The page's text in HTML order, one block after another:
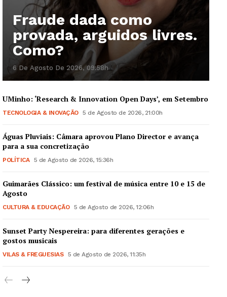
Guimarães, agora!
SUBSCREVA JÁ!
Institucional
Artigos
Edição Digital
Grande Entrevista
Publicidade
Quero ser Assinante
Fraude dada como
provada, arguidos livres.
Como?
6 De Agosto De 2026, 09:58h
UMinho: ‘Research & Innovation Open Days’, em Setembro
TECNOLOGIA & INOVAÇÃO 5 de Agosto de 2026, 21:00h
Águas Pluviais: Câmara aprovou Plano Director e avança
para a sua concretização
POLÍTICA 5 de Agosto de 2026, 15:36h
Guimarães Clássico: um festival de música entre 10 e 15 de
Agosto
CULTURA & EDUCAÇÃO 5 de Agosto de 2026, 12:06h
Sunset Party Nespereira: para diferentes gerações e
gostos musicais
VILAS & FREGUESIAS 5 de Agosto de 2026, 11:35h